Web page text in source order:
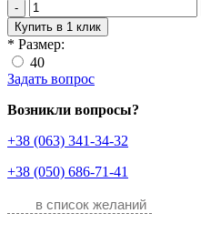
-
Купить в 1 клик
* Размер:
40
Задать вопрос
Возникли вопросы?
+38 (063) 341-34-32
+38 (050) 686-71-41
в список желаний